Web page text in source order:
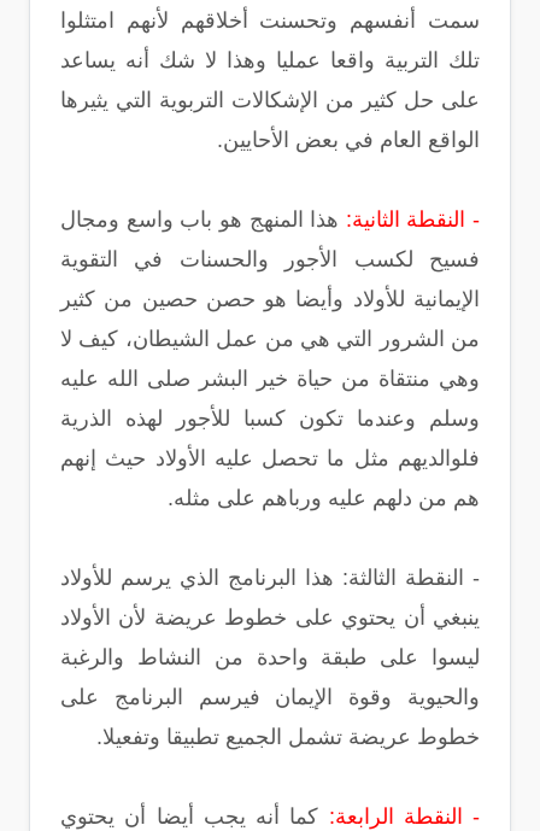
سمت أنفسهم وتحسنت أخلاقهم لأنهم امتثلوا
تلك التربية واقعا عمليا وهذا لا شك أنه يساعد
على حل كثير من الإشكالات التربوية التي يثيرها
الواقع العام في بعض الأحايين.
- النقطة الثانية: هذا المنهج هو باب واسع ومجال
فسيح لكسب الأجور والحسنات في التقوية
الإيمانية للأولاد وأيضا هو حصن حصين من كثير
من الشرور التي هي من عمل الشيطان، كيف لا
وهي منتقاة من حياة خير البشر صلى الله عليه
وسلم وعندما تكون كسبا للأجور لهذه الذرية
فلوالديهم مثل ما تحصل عليه الأولاد حيث إنهم
هم من دلهم عليه ورباهم على مثله.
- النقطة الثالثة: هذا البرنامج الذي يرسم للأولاد
ينبغي أن يحتوي على خطوط عريضة لأن الأولاد
ليسوا على طبقة واحدة من النشاط والرغبة
والحيوية وقوة الإيمان فيرسم البرنامج على
خطوط عريضة تشمل الجميع تطبيقا وتفعيلا.
- النقطة الرابعة: كما أنه يجب أيضا أن يحتوي